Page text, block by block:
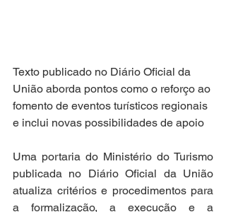
Texto publicado no Diário Oficial da
União aborda pontos como o reforço ao
fomento de eventos turísticos regionais
e inclui novas possibilidades de apoio
Uma portaria do Ministério do Turismo
publicada no Diário Oficial da União
atualiza critérios e procedimentos para
a formalização, a execução e a